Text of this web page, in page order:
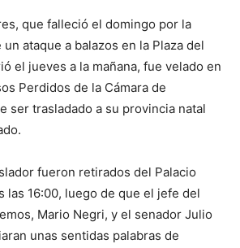
que falleció el domingo por la
ataque a balazos en la Plaza del
el jueves a la mañana, fue velado en
Perdidos de la Cámara de
ser trasladado a su provincia natal
fueron retirados del Palacio
las 16:00, luego de que el jefe del
Mario Negri, y el senador Julio
unas sentidas palabras de